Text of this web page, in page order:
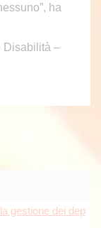
ha
Disabilità –
gestione dei dep
di